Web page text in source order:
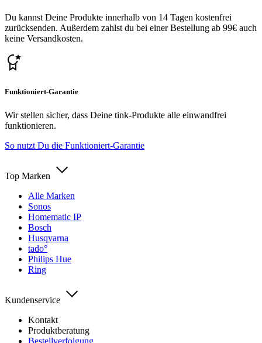
Du kannst Deine Produkte innerhalb von 14 Tagen kostenfrei
zurücksenden. Außerdem zahlst du bei einer Bestellung ab 99€ auch
keine Versandkosten.
Funktioniert-Garantie
Wir stellen sicher, dass Deine tink-Produkte alle einwandfrei
funktionieren.
So nutzt Du die Funktioniert-Garantie
Top Marken
Alle Marken
Sonos
Homematic IP
Bosch
Husqvarna
tado°
Philips Hue
Ring
Kundenservice
Kontakt
Produktberatung
Bestellverfolgung